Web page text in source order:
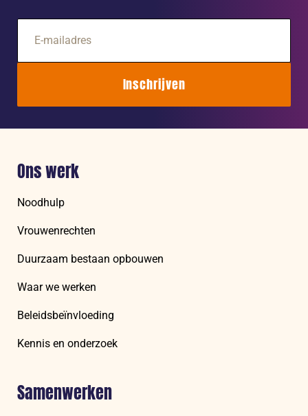
mailadres
Inschrijven
Ons werk
Noodhulp
Vrouwenrechten
Duurzaam bestaan opbouwen
Waar we werken
Beleidsbeïnvloeding
Kennis en onderzoek
Samenwerken